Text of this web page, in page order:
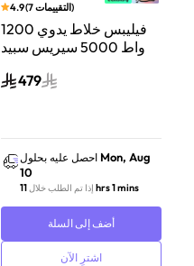
4.9(7التقييمات)
فيليبس خلاط يدوي 1200
واط 5000 سيريس سبيد
اسود/فضي
479
احصل عليه بحلول Mon, Aug
10
إذا تم الطلب خلال 11 hrs 1 mins
أضف إلى السلة
اشترِ الآن